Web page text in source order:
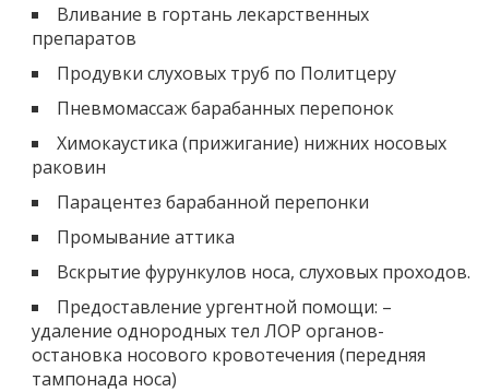
Вливание в гортань лекарственных
препаратов
Продувки слуховых труб по Политцеру
Пневмомассаж барабанных перепонок
Химокаустика (прижигание) нижних носовых
раковин
Парацентез барабанной перепонки
Промывание аттика
Вскрытие фурункулов носа, слуховых проходов.
Предоставление ургентной помощи: –
удаление однородных тел ЛОР органов-
остановка носового кровотечения (передняя
тампонада носа)